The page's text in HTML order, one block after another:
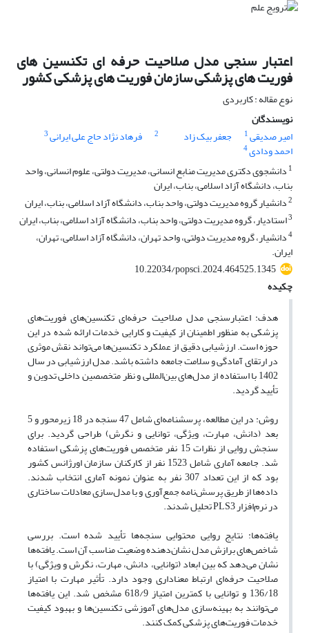
اعتبار سنجی مدل صلاحیت حرفه ای تکنسین های
فوریت های پزشکی سازمان فوریت های پزشکی کشور
نوع مقاله : کاربردی
نویسندگان
امیر صدیقی1 جعفر بیک زاد 2 فرهاد نژاد حاج علی ایرانی3
احمد ودادی4
1 دانشجوی دکتری مدیریت منابع انسانی، مدیریت دولتی، علوم انسانی، واحد
بناب، دانشگاه آزاد اسلامی، بناب، ایران
2دانشیار گروه مدیریت دولتی، واحد بناب، دانشگاه آزاد اسلامی، بناب، ایران
3استادیار، گروه مدیریت دولتی، واحد بناب، دانشگاه آزاد اسلامی، بناب، ایران
4دانشیار، گروه مدیریت دولتی، واحد تهران، دانشگاه آزاد اسلامی، تهران،
ایران.
10.22034/popsci.2024.464525.1345
چکیده
هدف: اعتبارسنجی مدل صلاحیت حرفه‌ای تکنسین‌های فوریت‌های
پزشکی به منظور اطمینان از کیفیت و کارایی خدمات ارائه شده در این
حوزه است. ارزشیابی دقیق از عملکرد تکنسین‌ها می‌تواند نقش موثری
در ارتقای آمادگی و سلامت جامعه داشته باشد. مدل ارزشیابی در سال
1402 با استفاده از مدل‌های بین‌المللی و نظر متخصصین داخلی تدوین و
تأیید گردید.
روش: در این مطالعه، پرسشنامه‌ای شامل 47 سنجه در 18 زیرمحور و 5
بعد (دانش، مهارت، ویژگی، توانایی و نگرش) طراحی گردید. برای
سنجش روایی از نظرات 15 نفر متخصص فوریت‌های پزشکی استفاده
شد. جامعه آماری شامل 1523 نفر از کارکنان سازمان اورژانس کشور
بود که از این تعداد 307 نفر به عنوان نمونه آماری انتخاب شدند.
داده‌ها از طریق پرسش‌نامه جمع‌آوری و با مدل‌سازی معادلات ساختاری
در نرم‌افزار PLS3 تحلیل شدند.
یافته‌ها: نتایج روایی محتوایی سنجه‌ها تأیید شده است. بررسی
شاخص‌های برازش مدل نشان‌دهنده وضعیت مناسب آن است. یافته‌ها
نشان می‌دهد که بین ابعاد (توانایی، دانش، مهارت، نگرش و ویژگی) با
صلاحیت حرفه‌ای ارتباط معناداری وجود دارد. تأثیر مهارت با امتیاز
136/18 و توانایی با کمترین امتیاز 618/9 مشخص شد. این یافته‌ها
می‌توانند به بهینه‌سازی مدل‌های آموزشی تکنسین‌ها و بهبود کیفیت
خدمات فوریت‌های پزشکی کمک کنند.